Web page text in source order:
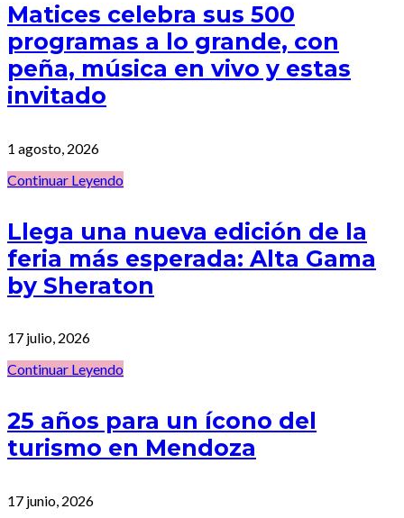
Matices celebra sus 500
programas a lo grande, con
peña, música en vivo y estas
invitado
1 agosto, 2026
Continuar Leyendo
Llega una nueva edición de la
feria más esperada: Alta Gama
by Sheraton
17 julio, 2026
Continuar Leyendo
25 años para un ícono del
turismo en Mendoza
17 junio, 2026